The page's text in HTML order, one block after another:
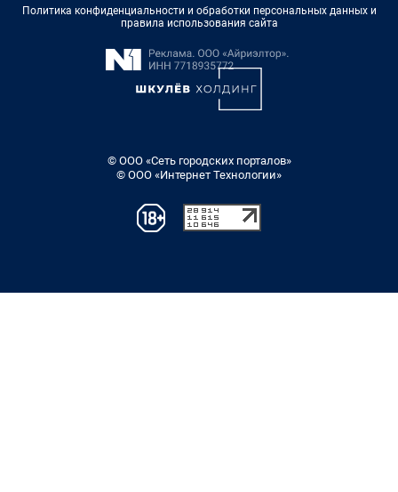
Политика конфиденциальности и обработки персональных данных и
правила использования сайта
© ООО «Сеть городских порталов»
© ООО «Интернет Технологии»